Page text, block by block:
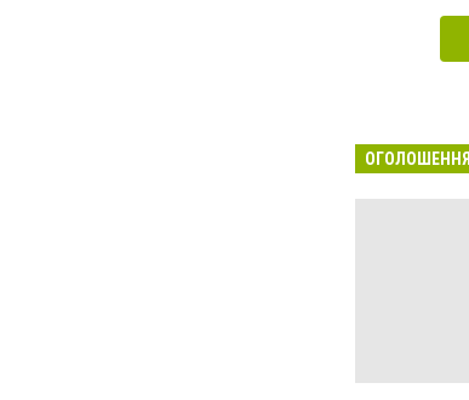
ОГОЛОШЕННЯ